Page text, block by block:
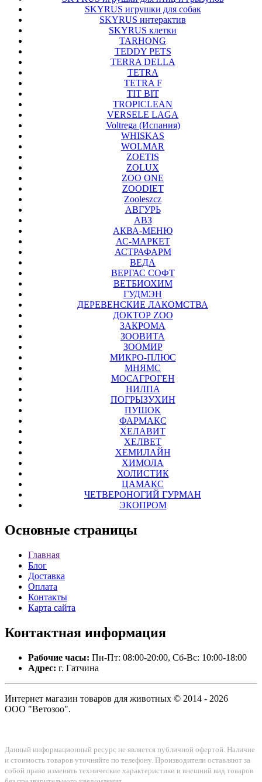
SKYRUS игрушки для собак
SKYRUS интерактив
SKYRUS клетки
TARHONG
TEDDY PETS
TERRA DELLA
TETRA
TETRA F
TIT BIT
TROPICLEAN
VERSELE LAGA
Voltrega (Испания)
WHISKAS
WOLMAR
ZOETIS
ZOLUX
ZOO ONE
ZOODIET
Zooleszcz
АВГУРЬ
АВЗ
АКВА-МЕНЮ
АС-МАРКЕТ
АСТРАФАРМ
ВЕДА
ВЕРГАС СОФТ
ВЕТБИОХИМ
ГУДМЭН
ДЕРЕВЕНСКИЕ ЛАКОМСТВА
ДОКТОР ZOO
ЗАКРОМА
ЗООВИТА
ЗООМИР
МИКРО-ПЛЮС
МНЯМС
МОСАГРОГЕН
НИЛПА
ПОГРЫЗУХИН
ПУШОК
ФАРМАКС
ХЕЛАВИТ
ХЕЛВЕТ
ХЕМИЛАЙН
ХИМОЛА
ХОЛИСТИК
ЦАМАКС
ЧЕТВЕРОНОГИЙ ГУРМАН
ЭКОПРОМ
Основные страницы
Главная
Блог
Доставка
Оплата
Контакты
Карта сайта
Контактная информация
Рабочие часы: Пн-Пт: 08:00-20:00, Сб-Вс: 10:00-18:00
Адрес: г. Гатчина
Интернет магазин товаров для животных © 2014 - 2026
ООО "Ветозоо".
Данный информационный ресурс не является публичной офертой. Наличие
и стоимость товаров уточняйте по телефону. Производители оставляют за
собой право изменять технические характеристики и внешний вид товаров